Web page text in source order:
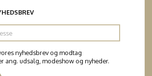
nyhedsbrev og modtag
ang. udsalg, modeshow og nyheder.